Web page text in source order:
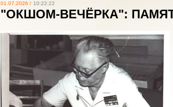
01.07.2026 / 10:22:22
"ОКШОМ-ВЕЧЁРКА":